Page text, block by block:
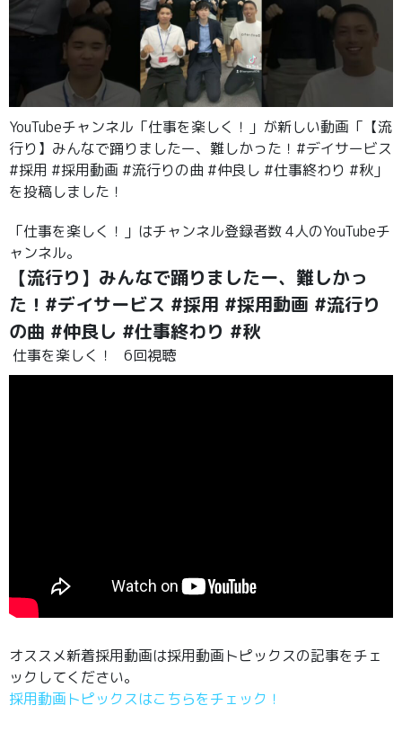
YouTubeチャンネル「仕事を楽しく！」が新しい動画「【流
行り】みんなで踊りましたー、難しかった！#デイサービス
#採用 #採用動画 #流行りの曲 #仲良し #仕事終わり #秋」
を投稿しました！
「仕事を楽しく！」はチャンネル登録者数 4人のYouTubeチ
ャンネル。
【流行り】みんなで踊りましたー、難しかっ
た！#デイサービス #採用 #採用動画 #流行り
の曲 #仲良し #仕事終わり #秋
仕事を楽しく！ 6回視聴
オススメ新着採用動画は採用動画トピックスの記事をチェ
ックしてください。
採用動画トピックスはこちらをチェック！